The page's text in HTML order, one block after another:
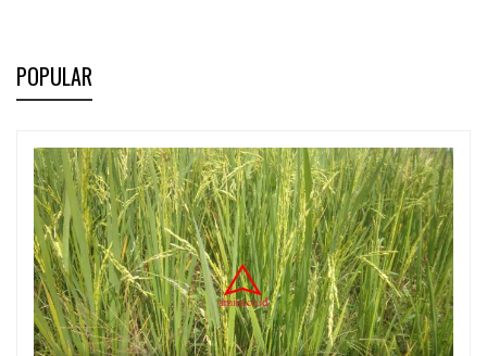
POPULAR